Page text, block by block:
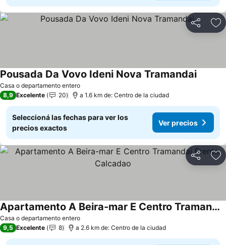
Compartir
Casa o departamento entero
Pousada Da Vovo Ideni Nova Tramandai
8,9 Excelente 20 a 1.6 km de: Centro de la ciudad
Seleccioná las fechas para ver los
precios exactos
Ver precios
Compartir
Casa o departamento entero
Apartamento A Beira-mar E Centro Tramandai Frente Calcadao
9,5 Excelente 8 a 2.6 km de: Centro de la ciudad